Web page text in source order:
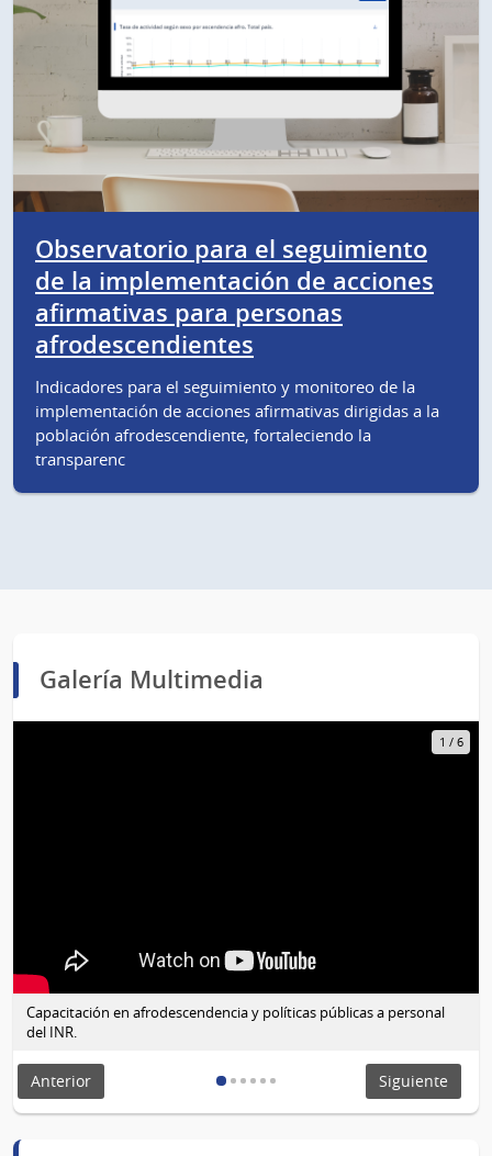
Observatorio para el seguimiento
de la implementación de acciones
afirmativas para personas
afrodescendientes
Indicadores para el seguimiento y monitoreo de la
implementación de acciones afirmativas dirigidas a la
población afrodescendiente, fortaleciendo la
transparenc
Galería Multimedia
1 / 6
Capacitación en afrodescendencia y políticas públicas a personal
del INR.
Anterior Siguiente